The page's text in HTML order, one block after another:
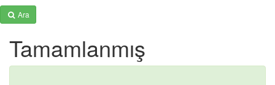
Ara
Tamamlanmış